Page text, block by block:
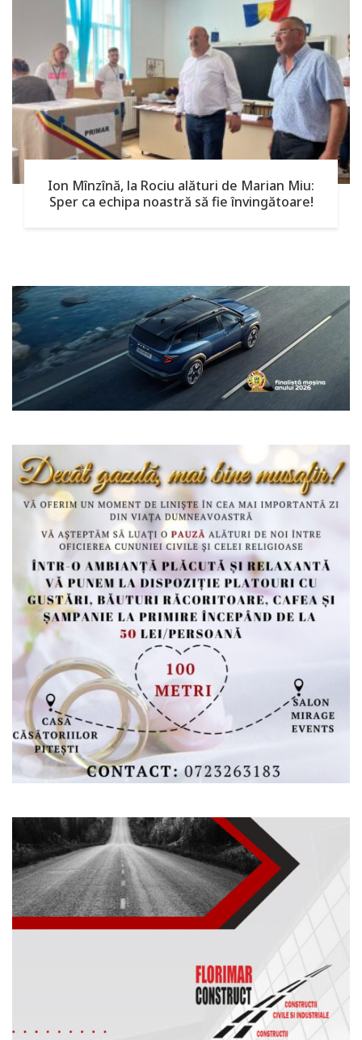
Ion Mînzînă, la Rociu alături de Marian Miu:
Sper ca echipa noastră să fie învingătoare!